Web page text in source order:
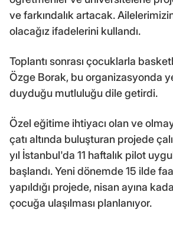
ve farkındalık artacak.
olacağız ifadelerini kullandı.
Toplantı sonrası çocuklarla
Özge Borak, bu organizasyonda
duyduğu mutluluğu dile getirdi.
Özel eğitime ihtiyacı olan ve
çatı altında buluşturan projede
yıl İstanbul'da 11 haftalık pilot
başlandı. Yeni dönemde 15 ilde
yapıldığı projede, nisan ayına
çocuğa ulaşılması planlanıyor.